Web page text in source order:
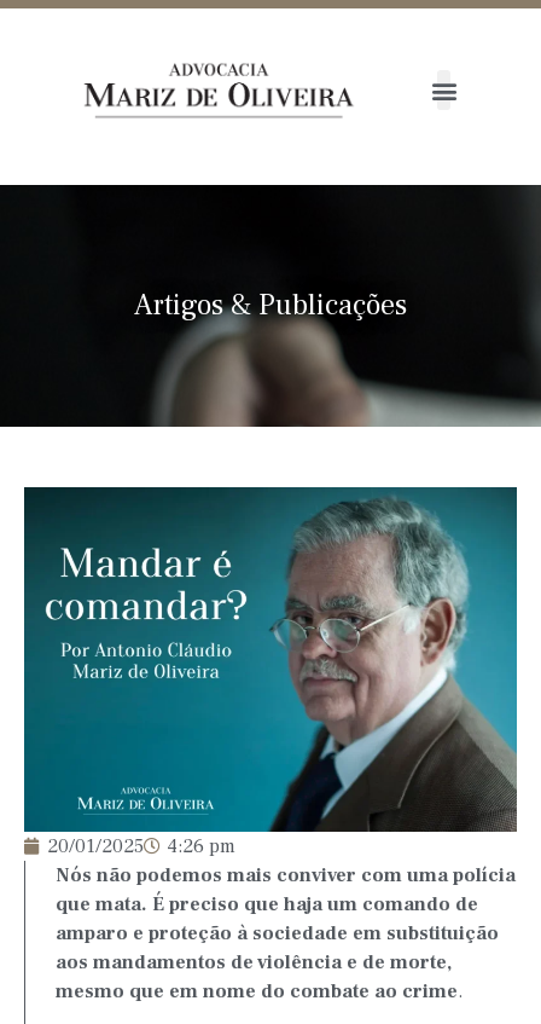
Artigos&Publicações
20/01/2025
4:26 pm
Nós não podemos mais conviver com uma polícia
que mata. É preciso que haja um comando de
amparo e proteção à sociedade em substituição
aos mandamentos de violência e de morte,
mesmo que em nome do combate ao crime.